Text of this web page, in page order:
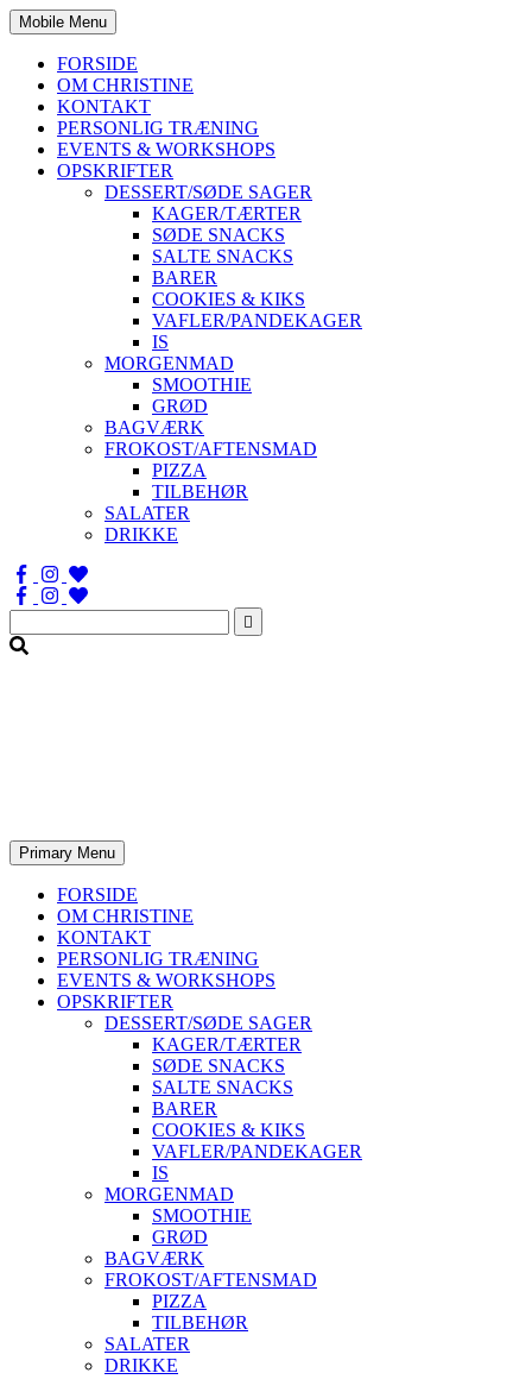
Mobile Menu
FORSIDE
OM CHRISTINE
KONTAKT
PERSONLIG TRÆNING
EVENTS & WORKSHOPS
OPSKRIFTER
DESSERT/SØDE SAGER
KAGER/TÆRTER
SØDE SNACKS
SALTE SNACKS
BARER
COOKIES & KIKS
VAFLER/PANDEKAGER
IS
MORGENMAD
SMOOTHIE
GRØD
BAGVÆRK
FROKOST/AFTENSMAD
PIZZA
TILBEHØR
SALATER
DRIKKE
Søg
efter:
Primary Menu
FORSIDE
OM CHRISTINE
KONTAKT
PERSONLIG TRÆNING
EVENTS & WORKSHOPS
OPSKRIFTER
DESSERT/SØDE SAGER
KAGER/TÆRTER
SØDE SNACKS
SALTE SNACKS
BARER
COOKIES & KIKS
VAFLER/PANDEKAGER
IS
MORGENMAD
SMOOTHIE
GRØD
BAGVÆRK
FROKOST/AFTENSMAD
PIZZA
TILBEHØR
SALATER
DRIKKE